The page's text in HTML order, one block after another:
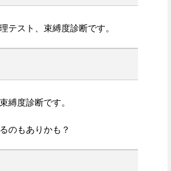
テスト、束縛度診断です。
縛度診断です。
のもありかも？